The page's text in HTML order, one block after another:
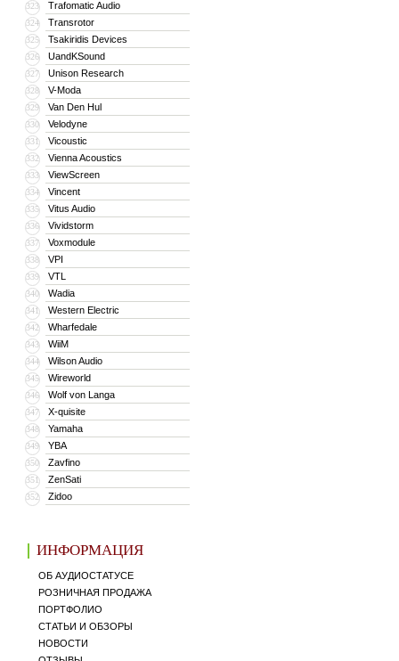
323 Trafomatic Audio
324 Transrotor
325 Tsakiridis Devices
326 UandKSound
327 Unison Research
328 V-Moda
329 Van Den Hul
330 Velodyne
331 Vicoustic
332 Vienna Acoustics
333 ViewScreen
334 Vincent
335 Vitus Audio
336 Vividstorm
337 Voxmodule
338 VPI
339 VTL
340 Wadia
341 Western Electric
342 Wharfedale
343 WiiM
344 Wilson Audio
345 Wireworld
346 Wolf von Langa
347 X-quisite
348 Yamaha
349 YBA
350 Zavfino
351 ZenSati
352 Zidoo
ИНФОРМАЦИЯ
ОБ АУДИОСТАТУСЕ
РОЗНИЧНАЯ ПРОДАЖА
ПОРТФОЛИО
СТАТЬИ И ОБЗОРЫ
НОВОСТИ